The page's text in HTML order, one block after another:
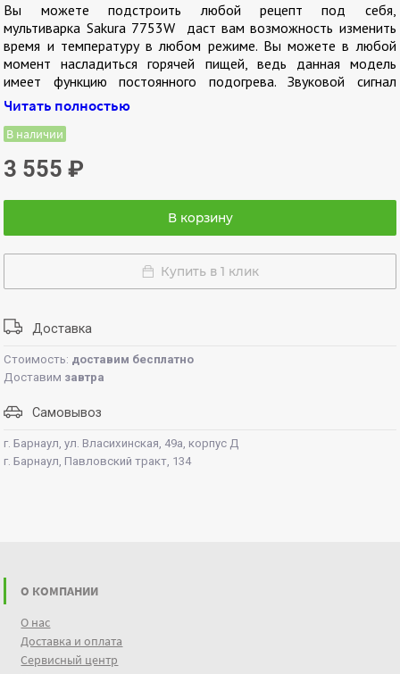
Вы можете подстроить любой рецепт под себя,
мультиварка Sakura 7753W даст вам возможность изменить
время и температуру в любом режиме. Вы можете в любой
момент насладиться горячей пищей, ведь данная модель
имеет функцию постоянного подогрева. Звуковой сигнал
делает эту модель особенно удобной для эксплуатации.
Автоматические программы мультиварки Sakura 7753W:
мультиповар
купы;
на пару;
выпечка;
суп;
йогурт.
Читать полностью
В наличии
3 555₽
В корзину
Купить в 1 клик
Доставка
Стоимость: доставим бесплатно
Доставим завтра
Самовывоз
г. Барнаул, ул. Власихинская, 49а, корпус Д
г. Барнаул, Павловский тракт, 134
О КОМПАНИИ
О нас
Доставка и оплата
Сервисный центр